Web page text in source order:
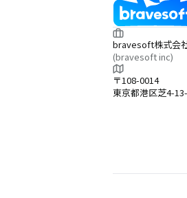
bravesoft株式会
(bravesoft inc)
〒108-0014
東京都港区芝4-